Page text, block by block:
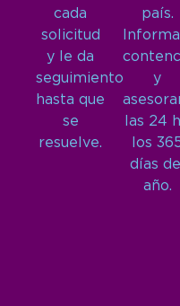
cada
solicitud
y le da
seguimiento
hasta que
se
resuelve.
país.
y
las 24
los
días del
año.